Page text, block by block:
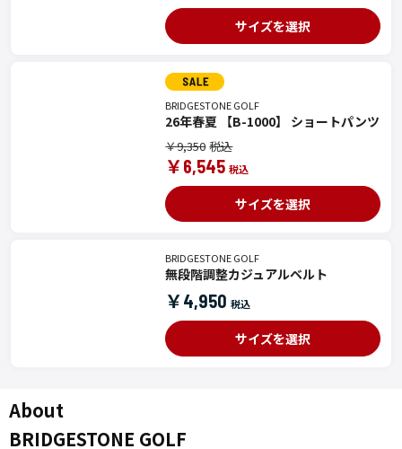
サイズを選択
BRIDGESTONE GOLF
26年春夏 【B-1000】 ショートパンツ
￥9,350
￥6,545
サイズを選択
BRIDGESTONE GOLF
無段階調整カジュアルベルト
￥4,950
サイズを選択
About
BRIDGESTONE GOLF